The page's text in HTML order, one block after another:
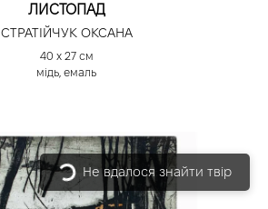
ЛИСТОПАД
СТРАТІЙЧУК ОКСАНА
40 х 27 см
мідь, емаль